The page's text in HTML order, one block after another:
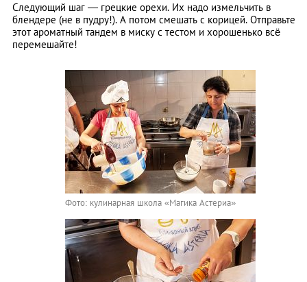
Следующий шаг — грецкие орехи. Их надо измельчить в
блендере (не в пудру!). А потом смешать с корицей. Отправьте
этот ароматный тандем в миску с тестом и хорошенько всё
перемешайте!
Фото: кулинарная школа «Магика Астериа»